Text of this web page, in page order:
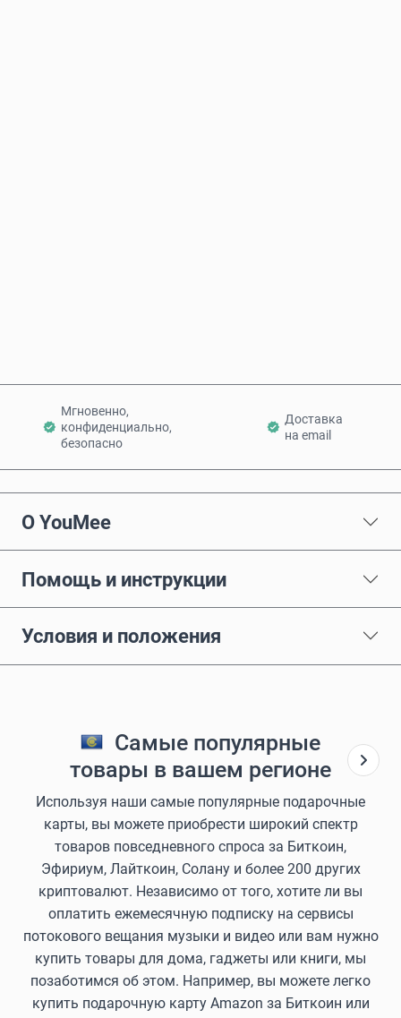
Мгновенно,
конфиденциально,
безопасно
Доставка
на email
О YouMee
Помощь и инструкции
Условия и положения
Самые популярные
товары в вашем регионе
Используя наши самые популярные подарочные
карты, вы можете приобрести широкий спектр
товаров повседневного спроса за Биткоин,
Эфириум, Лайткоин, Солану и более 200 других
криптовалют. Независимо от того, хотите ли вы
оплатить ежемесячную подписку на сервисы
потокового вещания музыки и видео или вам нужно
купить товары для дома, гаджеты или книги, мы
позаботимся об этом. Например, вы можете легко
купить подарочную карту Amazon за Биткоин или